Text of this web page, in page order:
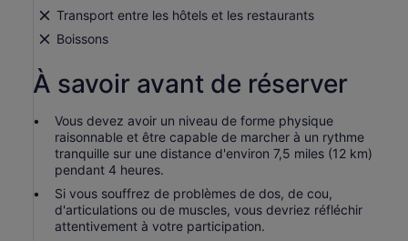
Transport entre les hôtels et les restaurants
Boissons
À savoir avant de réserver
Vous devez avoir un niveau de forme physique
raisonnable et être capable de marcher à un rythme
tranquille sur une distance d'environ 7,5 miles (12 km)
pendant 4 heures.
Si vous souffrez de problèmes de dos, de cou,
d'articulations ou de muscles, vous devriez réfléchir
attentivement à votre participation.